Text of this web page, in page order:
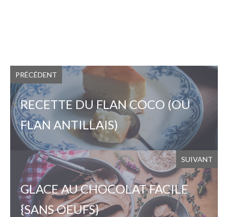
PRÉCÉDENT
RECETTE DU FLAN COCO (OU
FLAN ANTILLAIS)
SUIVANT
GLACE AU CHOCOLAT FACILE
{SANS OEUFS}